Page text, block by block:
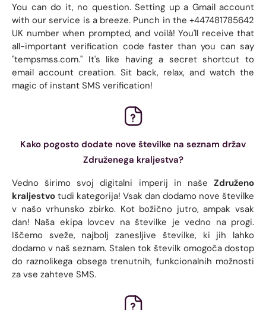
You can do it, no question. Setting up a Gmail account
with our service is a breeze. Punch in the +447481785642
UK number when prompted, and voilà! You'll receive that
all-important verification code faster than you can say
"tempsmss.com." It's like having a secret shortcut to
email account creation. Sit back, relax, and watch the
magic of instant SMS verification!
Kako pogosto dodate nove številke na seznam držav
Združenega kraljestva?
Vedno širimo svoj digitalni imperij in naše Združeno
kraljestvo tudi kategorija! Vsak dan dodamo nove številke
v našo vrhunsko zbirko. Kot božično jutro, ampak vsak
dan! Naša ekipa lovcev na številke je vedno na progi.
Iščemo sveže, najbolj zanesljive številke, ki jih lahko
dodamo v naš seznam. Stalen tok številk omogoča dostop
do raznolikega obsega trenutnih, funkcionalnih možnosti
za vse zahteve SMS.